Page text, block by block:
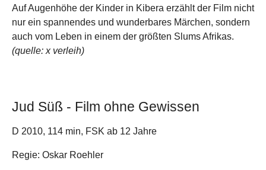
Auf Augenhöhe der Kinder in Kibera erzählt der Film nicht
nur ein spannendes und wunderbares Märchen, sondern
auch vom Leben in einem der größten Slums Afrikas.
(quelle: x verleih)
Jud Süß - Film ohne Gewissen
D 2010, 114 min, FSK ab 12 Jahre
Regie: Oskar Roehler